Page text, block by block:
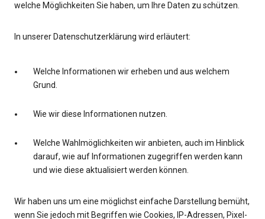
welche Möglichkeiten Sie haben, um Ihre Daten zu schützen.
In unserer Datenschutzerklärung wird erläutert:
Welche Informationen wir erheben und aus welchem
Grund.
Wie wir diese Informationen nutzen.
Welche Wahlmöglichkeiten wir anbieten, auch im Hinblick
darauf, wie auf Informationen zugegriffen werden kann
und wie diese aktualisiert werden können.
Wir haben uns um eine möglichst einfache Darstellung bemüht,
wenn Sie jedoch mit Begriffen wie Cookies, IP-Adressen, Pixel-